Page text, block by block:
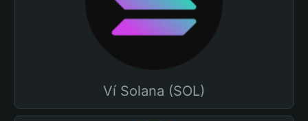
Ví Solana (SOL)